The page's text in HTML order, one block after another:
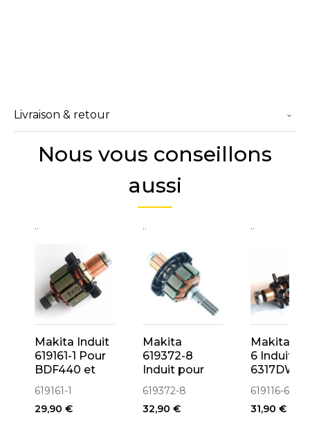
Livraison & retour
Nous vous conseillons
aussi
..
Makita Induit
619161-1 Pour
BDF440 et
BHP440
619161-1
29,90 €
..
Makita
619372-8
Induit pour
visseuse à
choc BTD140,
BTD146,
619372-8
32,90 €
..
Makita
6 Induit
6217D,
619116-6
31,90 €